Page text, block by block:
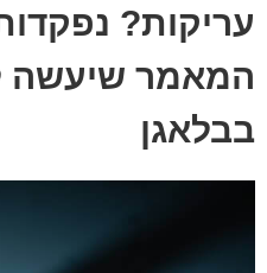
עריקות?
המאמר שיעשה
בבלאגן